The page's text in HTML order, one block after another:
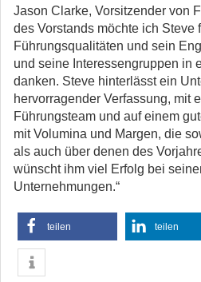
Jason Clarke, Vorsitzender von
des Vorstands möchte ich Steve
Führungsqualitäten und sein
und seine Interessengruppen in
danken. Steve hinterlässt ein
hervorragender Verfassung, mit
Führungsteam und auf einem
mit Volumina und Margen, die
als auch über denen des
wünscht ihm viel Erfolg bei
Unternehmungen.“
teilen teilen